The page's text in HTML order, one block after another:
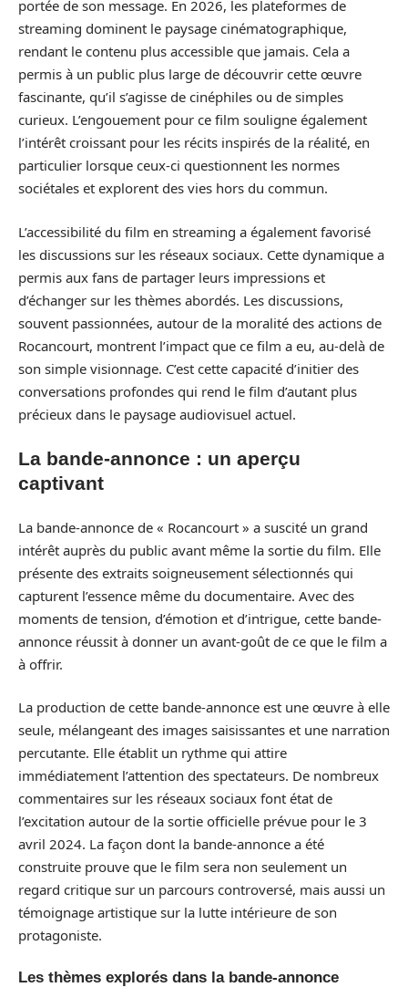
portée de son message. En 2026, les plateformes de
streaming dominent le paysage cinématographique,
rendant le contenu plus accessible que jamais. Cela a
permis à un public plus large de découvrir cette œuvre
fascinante, qu’il s’agisse de cinéphiles ou de simples
curieux. L’engouement pour ce film souligne également
l’intérêt croissant pour les récits inspirés de la réalité, en
particulier lorsque ceux-ci questionnent les normes
sociétales et explorent des vies hors du commun.
L’accessibilité du film en streaming a également favorisé
les discussions sur les réseaux sociaux. Cette dynamique a
permis aux fans de partager leurs impressions et
d’échanger sur les thèmes abordés. Les discussions,
souvent passionnées, autour de la moralité des actions de
Rocancourt, montrent l’impact que ce film a eu, au-delà de
son simple visionnage. C’est cette capacité d’initier des
conversations profondes qui rend le film d’autant plus
précieux dans le paysage audiovisuel actuel.
La bande-annonce : un aperçu
captivant
La bande-annonce de « Rocancourt » a suscité un grand
intérêt auprès du public avant même la sortie du film. Elle
présente des extraits soigneusement sélectionnés qui
capturent l’essence même du documentaire. Avec des
moments de tension, d’émotion et d’intrigue, cette bande-
annonce réussit à donner un avant-goût de ce que le film a
à offrir.
La production de cette bande-annonce est une œuvre à elle
seule, mélangeant des images saisissantes et une narration
percutante. Elle établit un rythme qui attire
immédiatement l’attention des spectateurs. De nombreux
commentaires sur les réseaux sociaux font état de
l’excitation autour de la sortie officielle prévue pour le 3
avril 2024. La façon dont la bande-annonce a été
construite prouve que le film sera non seulement un
regard critique sur un parcours controversé, mais aussi un
témoignage artistique sur la lutte intérieure de son
protagoniste.
Les thèmes explorés dans la bande-annonce